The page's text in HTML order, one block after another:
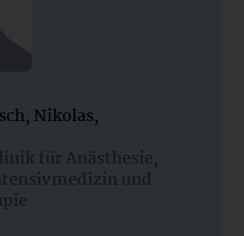
Nikolas,
für Anästhesie,
und